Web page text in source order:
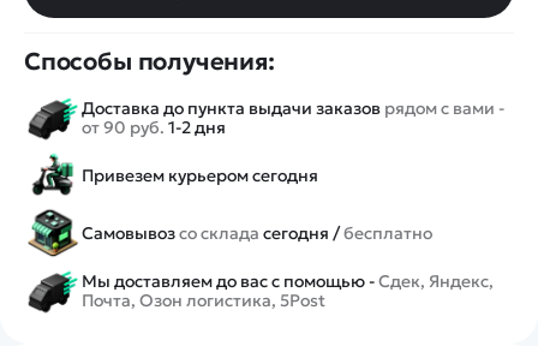
Способы получения:
Доставка до пункта выдачи заказов рядом с вами -
от 90 руб. 1-2 дня
Привезем курьером сегодня
Самовывозсо склада сегодня /бесплатно
Мы доставляем до вас с помощью -Сдек, Яндекс,
Почта, Озон логистика, 5Post